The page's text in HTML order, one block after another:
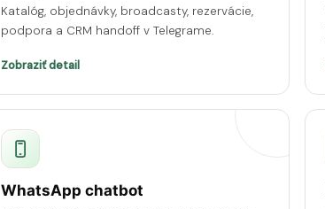
Katalóg, objednávky, broadcasty, rezervácie,
podpora a CRM handoff v Telegrame.
Zobraziť detail
WhatsApp chatbot